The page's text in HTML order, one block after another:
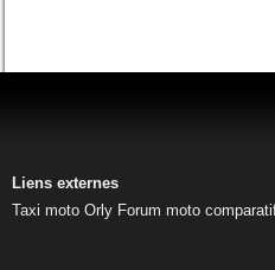
Liens externes
Taxi moto Orly Forum moto